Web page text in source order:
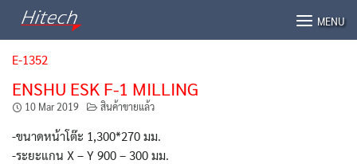
MENU
E-1352
ENSHU ESK F-1 MILLING
10 Mar 2019 สินค้าขายแล้ว
-ขนาดหน้าโต๊ะ 1,300*270 มม.
-ระยะแกน X – Y 900 – 300 มม.